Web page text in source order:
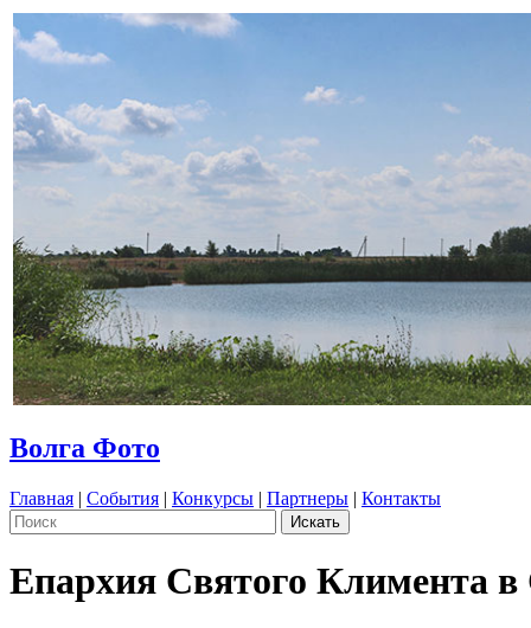
Волга Фото
Главная | События | Конкурсы | Партнеры | Контакты
Епархия Святого Климента в